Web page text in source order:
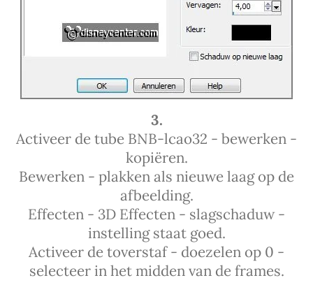
3.
Activeer de tube BNB-lcao32 - bewerken -
kopiëren.
Bewerken - plakken als nieuwe laag op de
afbeelding.
Effecten - 3D Effecten - slagschaduw -
instelling staat goed.
Activeer de toverstaf - doezelen op 0 -
selecteer in het midden van de frames.